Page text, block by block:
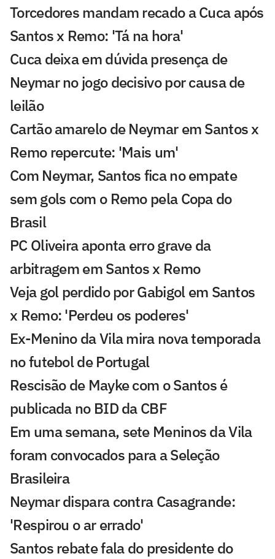
Torcedores mandam recado a Cuca após
Santos x Remo: 'Tá na hora'
Cuca deixa em dúvida presença de
Neymar no jogo decisivo por causa de
leilão
Cartão amarelo de Neymar em Santos x
Remo repercute: 'Mais um'
Com Neymar, Santos fica no empate
sem gols com o Remo pela Copa do
Brasil
PC Oliveira aponta erro grave da
arbitragem em Santos x Remo
Veja gol perdido por Gabigol em Santos
x Remo: 'Perdeu os poderes'
Ex-Menino da Vila mira nova temporada
no futebol de Portugal
Rescisão de Mayke com o Santos é
publicada no BID da CBF
Em uma semana, sete Meninos da Vila
foram convocados para a Seleção
Brasileira
Neymar dispara contra Casagrande:
'Respirou o ar errado'
Santos rebate fala do presidente do